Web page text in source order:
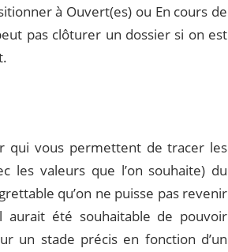
à Ouvert(es) ou En cours de
pas clôturer un dossier si on est
qui vous permettent de tracer les
les valeurs que l’on souhaite) du
qu’on ne puisse pas revenir
été souhaitable de pouvoir
un stade précis en fonction d’un